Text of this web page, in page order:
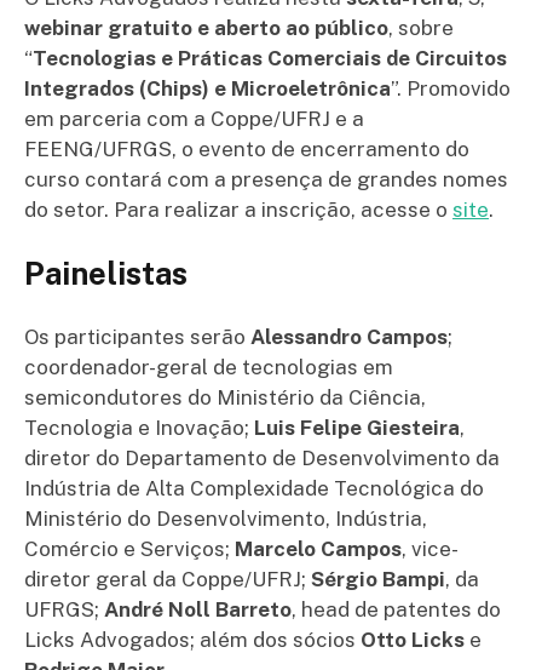
webinar gratuito e aberto ao público, sobre
“Tecnologias e Práticas Comerciais de Circuitos
Integrados (Chips) e Microeletrônica”. Promovido
em parceria com a Coppe/UFRJ e a
FEENG/UFRGS, o evento de encerramento do
curso contará com a presença de grandes nomes
do setor. Para realizar a inscrição, acesse o site.
Painelistas
Os participantes serão Alessandro Campos;
coordenador-geral de tecnologias em
semicondutores do Ministério da Ciência,
Tecnologia e Inovação; Luis Felipe Giesteira,
diretor do Departamento de Desenvolvimento da
Indústria de Alta Complexidade Tecnológica do
Ministério do Desenvolvimento, Indústria,
Comércio e Serviços; Marcelo Campos, vice-
diretor geral da Coppe/UFRJ; Sérgio Bampi, da
UFRGS; André Noll Barreto, head de patentes do
Licks Advogados; além dos sócios Otto Licks e